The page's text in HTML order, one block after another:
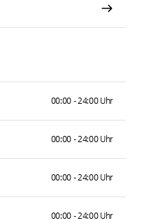
00:00 - 24:00 Uhr
00:00 - 24:00 Uhr
00:00 - 24:00 Uhr
00:00 - 24:00 Uhr